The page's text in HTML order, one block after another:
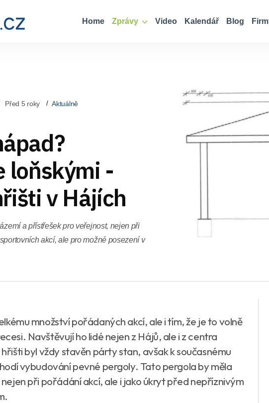
Home Zprávy Video Kalendář Blog
Před 5 roky Aktuálně
loňskými -
v Hájích
a přístřešek pro veřejnost, nejen při
akcí, ale pro možné posezení v
množství pořádaných akcí, ale i tím, že je to volně
Navštěvují ho lidé nejen z Hájů, ale i z centra
byl vždy stavěn párty stan, avšak k současnému
vybudování pevné pergoly. Tato pergola by měla
při pořádání akcí, ale i jako úkryt před nepříznivým